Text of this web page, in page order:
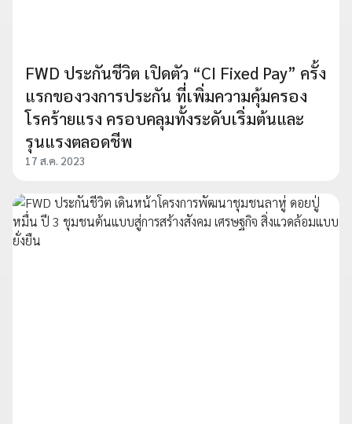
FWD ประกันชีวิต เปิดตัว “CI Fixed Pay” ครั้ง
แรกของวงการประกัน ที่เพิ่มความคุ้มครอง
โรคร้ายแรง ครอบคลุมทั้งระดับเริ่มต้นและ
รุนแรงตลอดชีพ
17 ส.ค. 2023